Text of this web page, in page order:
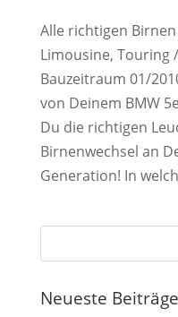
Alle richtigen
Limousine, Touring
Bauzeitraum 01/
von Deinem BMW
Du die richtigen
Birnenwechsel an
Generation! In
Neueste Beiträge